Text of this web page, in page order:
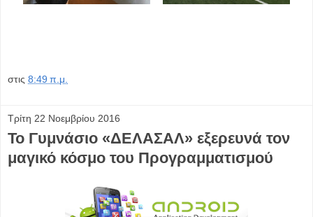
στις 8:49 π.μ.
Τρίτη 22 Νοεμβρίου 2016
Το Γυμνάσιο «ΔΕΛΑΣΑΛ» εξερευνά τον
μαγικό κόσμο του Προγραμματισμού